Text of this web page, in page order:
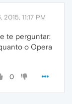
2015, 11:17 PM
te perguntar:
o Opera
0